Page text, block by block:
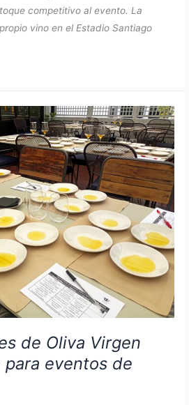
competitivo al evento. La
vino en el Estadio Santiago
de Oliva Virgen
para eventos de